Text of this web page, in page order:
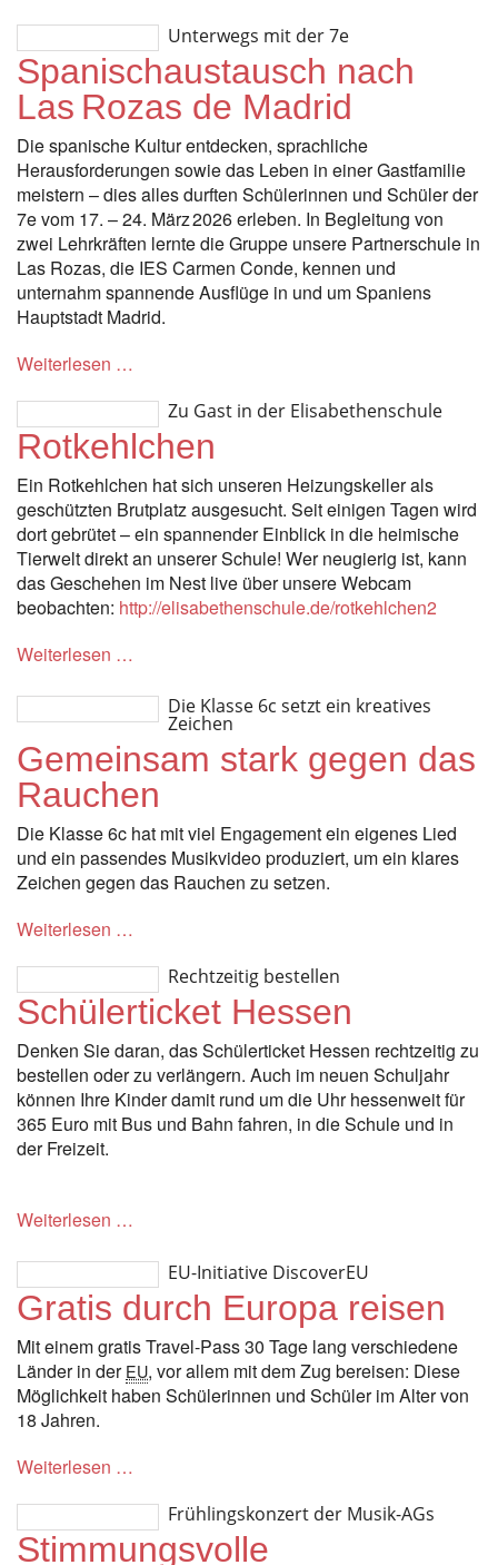
Unterwegs mit der 7e
Spanischaustausch nach
Las Rozas de Madrid
Die spanische Kultur entdecken, sprachliche
Herausforderungen sowie das Leben in einer Gastfamilie
meistern – dies alles durften Schülerinnen und Schüler der
7e vom 17. – 24. März 2026 erleben. In Begleitung von
zwei Lehrkräften lernte die Gruppe unsere Partnerschule in
Las Rozas, die IES Carmen Conde, kennen und
unternahm spannende Ausflüge in und um Spaniens
Hauptstadt Madrid.
Weiterlesen …
Zu Gast in der Elisabethenschule
Rotkehlchen
Ein Rotkehlchen hat sich unseren Heizungskeller als
geschützten Brutplatz ausgesucht. Seit einigen Tagen wird
dort gebrütet – ein spannender Einblick in die heimische
Tierwelt direkt an unserer Schule! Wer neugierig ist, kann
das Geschehen im Nest live über unsere Webcam
beobachten: http://elisabethenschule.de/rotkehlchen2
Weiterlesen …
Die Klasse 6c setzt ein kreatives
Zeichen
Gemeinsam stark gegen das
Rauchen
Die Klasse 6c hat mit viel Engagement ein eigenes Lied
und ein passendes Musikvideo produziert, um ein klares
Zeichen gegen das Rauchen zu setzen.
Weiterlesen …
Rechtzeitig bestellen
Schülerticket Hessen
Denken Sie daran, das Schülerticket Hessen rechtzeitig zu
bestellen oder zu verlängern. Auch im neuen Schuljahr
können Ihre Kinder damit rund um die Uhr hessenweit für
365 Euro mit Bus und Bahn fahren, in die Schule und in
der Freizeit.
Weiterlesen …
EU-Initiative DiscoverEU
Gratis durch Europa reisen
Mit einem gratisTravel-Pass 30 Tage lang verschiedene
Länder in derEU, vor allem mit dem Zug bereisen: Diese
Möglichkeit haben Schülerinnen und Schüler im Alter von
18 Jahren.
Weiterlesen …
Frühlingskonzert der Musik-AGs
Stimmungsvolle